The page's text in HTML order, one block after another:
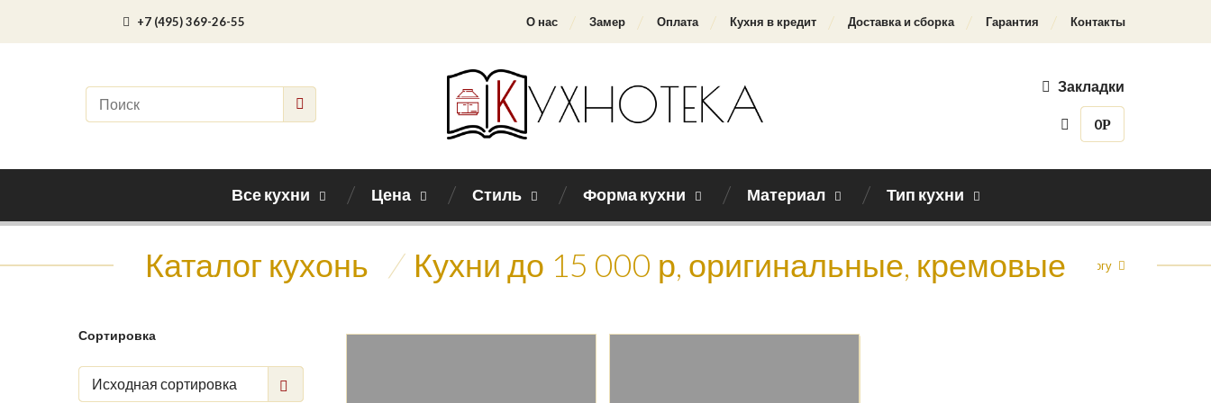
+7 (495) 369-26-55 О нас Замер Оплата Кухня в кредит Доставка и сборка Гарантия Контакты
Закладки
0Р
Все кухни Цена Стиль Форма кухни Материал Тип кухни
Каталог кухонь / Кухни до 15 000 р, оригинальные, кремовыеНазад к каталогу
Сортировка
Исходная сортировка